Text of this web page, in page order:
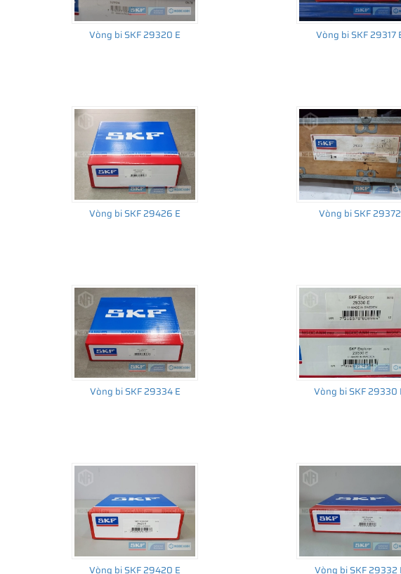
Vòng bi SKF 29320 E Vòng bi SKF 29317
Vòng bi SKF 29426 E Vòng bi SKF 29372
Vòng bi SKF 29334 E Vòng bi SKF 29330
Vòng bi SKF 29420 E Vòng bi SKF 29332